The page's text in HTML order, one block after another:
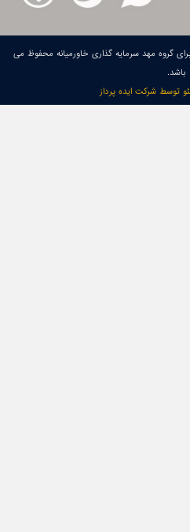
گروه مهد سرمایه گذاری خاورمیانه محفوظ می
باشد.
توسط شرکت ایده پرداز